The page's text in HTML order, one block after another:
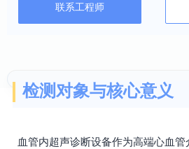
联系工程师
检测对象与核心意义
血管内超声诊断设备作为高端心血